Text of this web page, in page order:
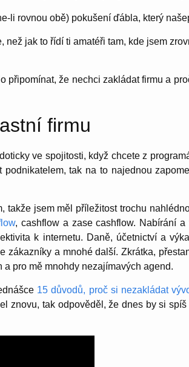
li rovnou obě) pokušení ďábla, který
než jak to řídí ti amatéři tam, kde jsem
připomínat, že nechci zakládat firmu a
firmu
ve spojitosti, když chcete z
tak na to najednou
takže jsem měl příležitost trochu
, cashflow a zase cashflow. Nabírání
k internetu. Daně, účetnictví a
zákazníky a mnohé další. Zkrátka,
pro mě mnohdy nezajímavých agend.
15 důvodů, proč si nezakládat
znovu, tak odpověděl, že dnes by si